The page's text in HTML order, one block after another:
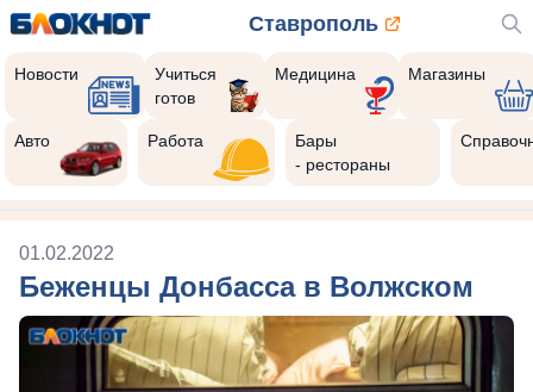
Ставрополь
Новости
Учиться
готов
Медицина Магазины
Авто Работа
Бары
- рестораны
01.02.2022
Беженцы Донбасса в Волжском